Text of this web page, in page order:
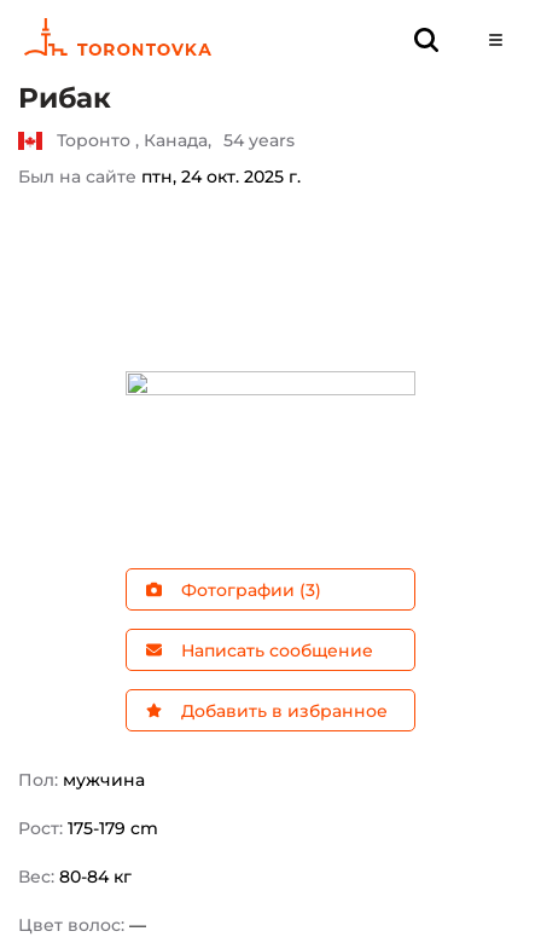
Рибак
Торонто , Канада, 54 years
Был на сайте птн, 24 окт. 2025 г.
Фотографии (3)
Написать сообщение
Добавить в избранное
Пол: мужчина
Рост: 175-179 cm
Вес: 80-84 кг
Цвет волос: —